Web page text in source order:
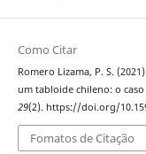
Como Citar
Romero Lizama, P. S.
um tabloide chileno: o caso
29(2). https://doi.org/
Fomatos de Citação